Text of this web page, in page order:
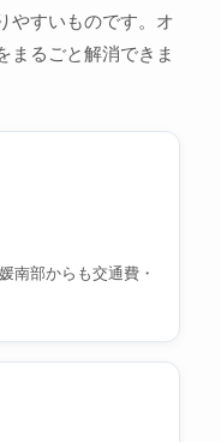
やすいものです。オ
まるごと解消できま
南部からも交通費・